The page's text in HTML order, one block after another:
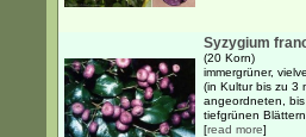
Syzygium
(20 Korn)
immergrüner,
(in Kultur bis zu 3
angeordneten,
tiefgrünen
[read more]